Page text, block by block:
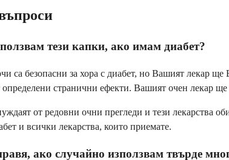
тези капки, ако имам диабет?
са безопасни за хора с диабет, но Вашият лекар
странични ефекти. Вашият очен лекар
от редовни очни прегледи и тези лекарства
и всички лекарства, които приемате.
ако случайно използвам твърде